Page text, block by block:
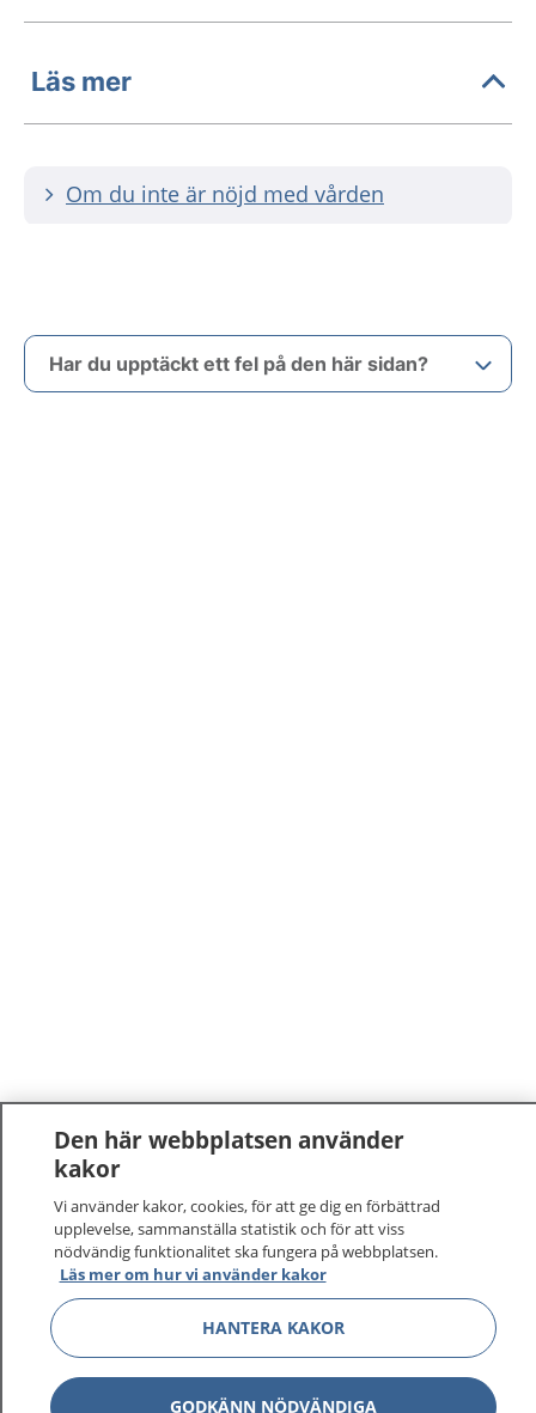
Läs mer
Om du inte är nöjd med vården
Har du upptäckt ett fel på den här sidan?
Den här webbplatsen använder
kakor
Vi använder kakor, cookies, för att ge dig en förbättrad
upplevelse, sammanställa statistik och för att viss
nödvändig funktionalitet ska fungera på webbplatsen.
Läs mer om hur vi använder kakor
HANTERA KAKOR
GODKÄNN NÖDVÄNDIGA